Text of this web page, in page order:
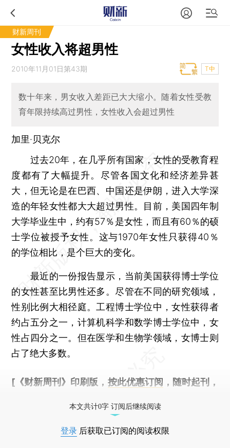
财新周刊
女性收入将超男性
2010年11月01日第43期 T中
数十年来，男女收入差距已大大缩小。随着女性受教
育年限持续高过男性，女性收入会超过男性
加里·贝克尔
过去20年，在几乎所有国家，女性的受教育程
度都有了大幅提升。尽管各国文化和经济差异甚
大，但无论是在巴西、中国还是伊朗，进入大学深
造的年轻女性都大大超过男性。目前，美国四年制
大学毕业生中，约有57％是女性，而且有60％的硕
士学位被授予女性。这与1970年女性只获得40％
的学位相比，是个巨大的变化。
最近的一份报告显示，当前美国获得博士学位
的女性甚至比男性还多。尽管在不同的研究领域，
性别比例大相径庭。工程博士学位中，女性获得者
约占五分之一，计算机科学和数学博士学位中，女
性占四分之一。但在医学和生物学领域，女博士则
占了绝大多数。
[《财新周刊》印刷版， 按此优惠订阅 ，随时起刊，
本文共计0字 订阅后继续阅读
登录 后获取已订阅的阅读权限